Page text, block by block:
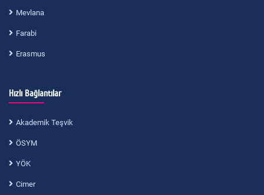
Mevlana
Farabi
Erasmus
Hızlı Bağlantılar
Akademik Teşvik
ÖSYM
YÖK
Cimer